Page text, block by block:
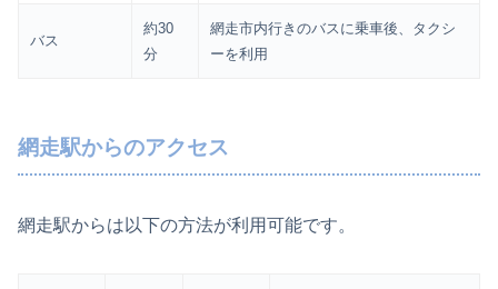
バス
約30
分
網走市内行きのバスに乗車後、タクシ
ーを利用
網走駅からのアクセス
網走駅からは以下の方法が利用可能です。